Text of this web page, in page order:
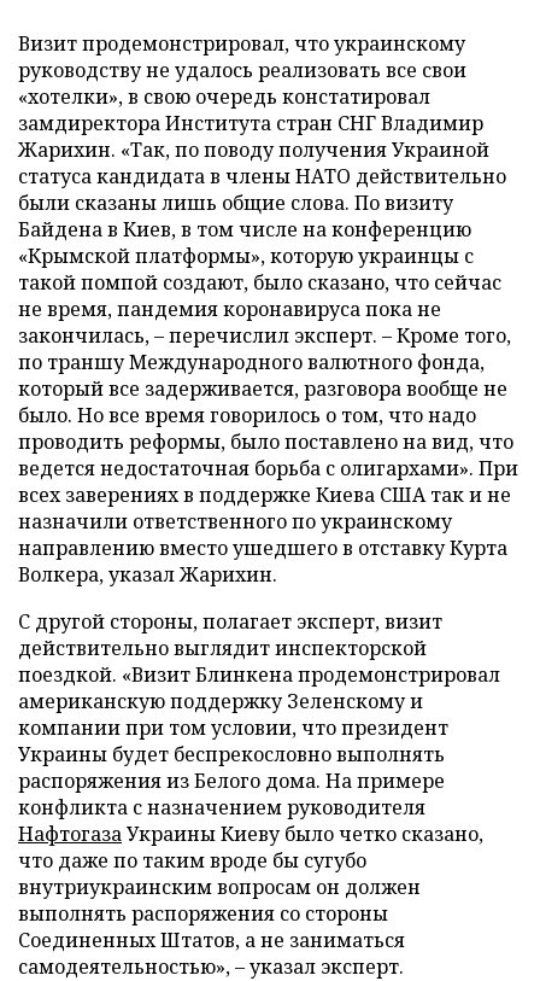
Визит продемонстрировал, что украинскому
руководству не удалось реализовать все свои
«хотелки», в свою очередь констатировал
замдиректора Института стран СНГ Владимир
Жарихин. «Так, по поводу получения Украиной
статуса кандидата в члены НАТО действительно
были сказаны лишь общие слова. По визиту
Байдена в Киев, в том числе на конференцию
«Крымской платформы», которую украинцы с
такой помпой создают, было сказано, что сейчас
не время, пандемия коронавируса пока не
закончилась, – перечислил эксперт. – Кроме того,
по траншу Международного валютного фонда,
который все задерживается, разговора вообще не
было. Но все время говорилось о том, что надо
проводить реформы, было поставлено на вид, что
ведется недостаточная борьба с олигархами». При
всех заверениях в поддержке Киева США так и не
назначили ответственного по украинскому
направлению вместо ушедшего в отставку Курта
Волкера, указал Жарихин.
С другой стороны, полагает эксперт, визит
действительно выглядит инспекторской
поездкой. «Визит Блинкена продемонстрировал
американскую поддержку Зеленскому и
компании при том условии, что президент
Украины будет беспрекословно выполнять
распоряжения из Белого дома. На примере
конфликта с назначением руководителя
НафтогазаУкраины Киеву было четко сказано,
что даже по таким вроде бы сугубо
внутриукраинским вопросам он должен
выполнять распоряжения со стороны
Соединенных Штатов, а не заниматься
самодеятельностью», – указал эксперт.